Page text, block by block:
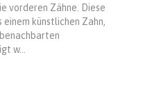
vorderen Zähne. Diese
künstlichen Zahn,
w...